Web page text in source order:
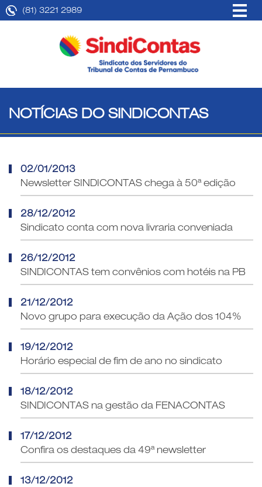
(81) 3221 2989
NOTÍCIAS DO SINDICONTAS
02/01/2013
Newsletter SINDICONTAS chega à 50ª edição
28/12/2012
Sindicato conta com nova livraria conveniada
26/12/2012
SINDICONTAS tem convênios com hotéis na PB
21/12/2012
Novo grupo para execução da Ação dos 104%
19/12/2012
Horário especial de fim de ano no sindicato
18/12/2012
SINDICONTAS na gestão da FENACONTAS
17/12/2012
Confira os destaques da 49ª newsletter
13/12/2012